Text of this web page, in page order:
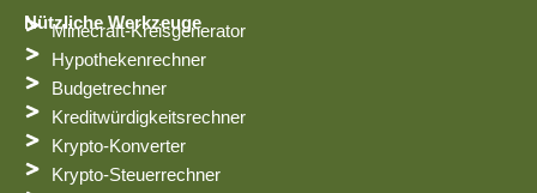
i
u
m
r
a
i
Nützliche Werkzeuge
Minecraft-Kreisgenerator
Hypothekenrechner
Budgetrechner
Kreditwürdigkeitsrechner
Krypto-Konverter
Krypto-Steuerrechner